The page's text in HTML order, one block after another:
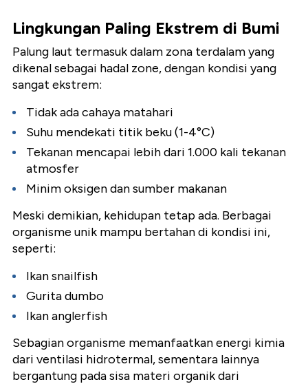
Lingkungan Paling Ekstrem di Bumi
Palung laut termasuk dalam zona terdalam yang
dikenal sebagai hadal zone, dengan kondisi yang
sangat ekstrem:
Tidak ada cahaya matahari
Suhu mendekati titik beku (1-4°C)
Tekanan mencapai lebih dari 1.000 kali tekanan
atmosfer
Minim oksigen dan sumber makanan
Meski demikian, kehidupan tetap ada. Berbagai
organisme unik mampu bertahan di kondisi ini,
seperti:
Ikan snailfish
Gurita dumbo
Ikan anglerfish
Sebagian organisme memanfaatkan energi kimia
dari ventilasi hidrotermal, sementara lainnya
bergantung pada sisa materi organik dari